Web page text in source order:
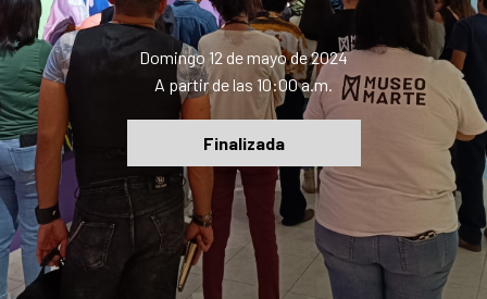
Domingo 12 de mayo de 2024
A partir de las 10:00 a.m.
Finalizada